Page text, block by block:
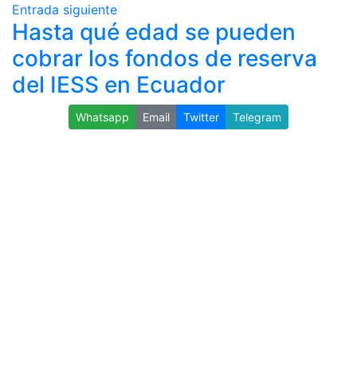
Entrada siguiente
Hasta qué edad se pueden
cobrar los fondos de reserva
del IESS en Ecuador
Whatsapp Email Twitter Telegram